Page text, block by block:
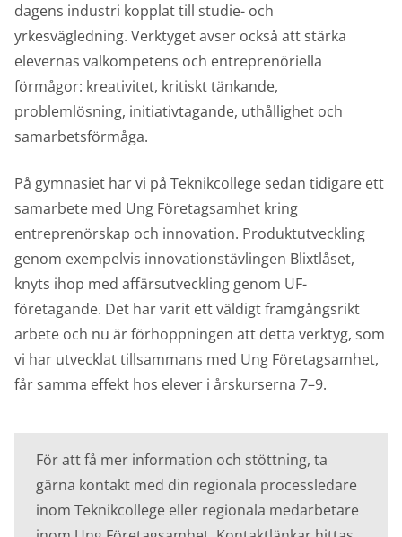
dagens industri kopplat till studie- och
yrkesvägledning. Verktyget avser också att stärka
elevernas valkompetens och entreprenöriella
förmågor: kreativitet, kritiskt tänkande,
problemlösning, initiativtagande, uthållighet och
samarbetsförmåga.
På gymnasiet har vi på Teknikcollege sedan tidigare ett
samarbete med Ung Företagsamhet kring
entreprenörskap och innovation. Produktutveckling
genom exempelvis innovationstävlingen Blixtlåset,
knyts ihop med affärsutveckling genom UF-
företagande. Det har varit ett väldigt framgångsrikt
arbete och nu är förhoppningen att detta verktyg, som
vi har utvecklat tillsammans med Ung Företagsamhet,
får samma effekt hos elever i årskurserna 7–9.
För att få mer information och stöttning, ta
gärna kontakt med din regionala processledare
inom Teknikcollege eller regionala medarbetare